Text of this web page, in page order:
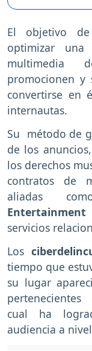
El objetivo
optimizar
multimedia
promocionen y
convertirse en
internautas.
Su método de
de los
los derechos
contratos de
aliadas
Entertainment
servicios
Los
tiempo que
su lugar
pertenecientes
cual ha
audiencia a